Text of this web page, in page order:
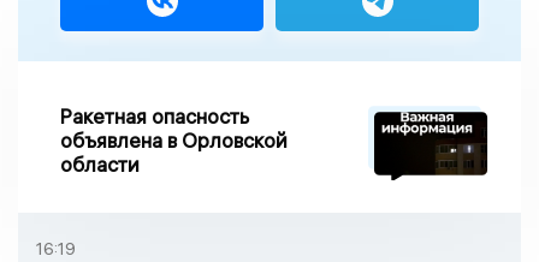
Ракетная опасность
объявлена в Орловской
области
16:19